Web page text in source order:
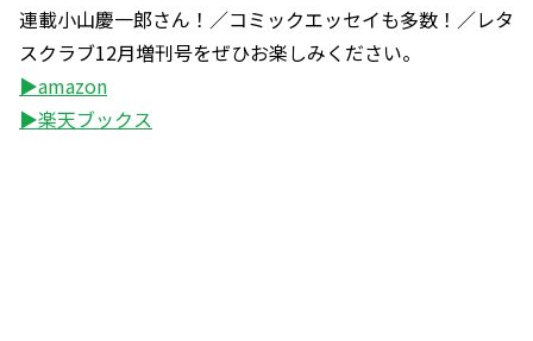
連載小山慶一郎さん！／コミックエッセイも多数！／レタ
スクラブ12月増刊号をぜひお楽しみください。
▶amazon
▶楽天ブックス